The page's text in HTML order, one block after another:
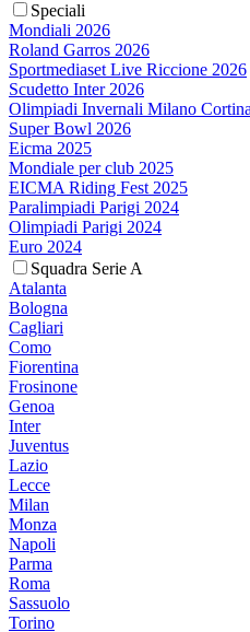
Speciali
Mondiali 2026
Roland Garros 2026
Sportmediaset Live Riccione 2026
Scudetto Inter 2026
Olimpiadi Invernali Milano
Super Bowl 2026
Eicma 2025
Mondiale per club 2025
EICMA Riding Fest 2025
Paralimpiadi Parigi 2024
Olimpiadi Parigi 2024
Euro 2024
Squadra Serie A
Atalanta
Bologna
Cagliari
Como
Fiorentina
Frosinone
Genoa
Inter
Juventus
Lazio
Lecce
Milan
Monza
Napoli
Parma
Roma
Sassuolo
Torino